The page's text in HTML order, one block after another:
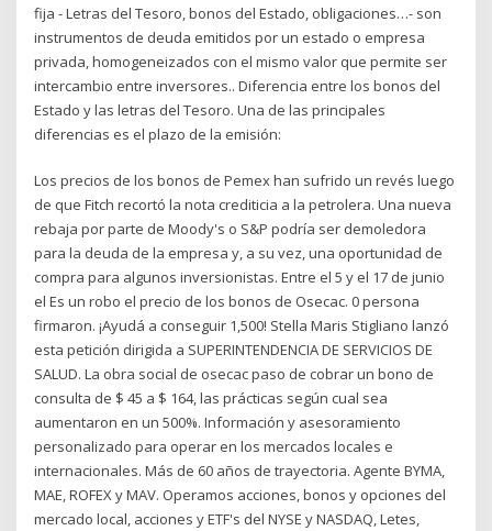
fija - Letras del Tesoro, bonos del Estado, obligaciones…- son
instrumentos de deuda emitidos por un estado o empresa
privada, homogeneizados con el mismo valor que permite ser
intercambio entre inversores.. Diferencia entre los bonos del
Estado y las letras del Tesoro. Una de las principales
diferencias es el plazo de la emisión:
Los precios de los bonos de Pemex han sufrido un revés luego
de que Fitch recortó la nota crediticia a la petrolera. Una nueva
rebaja por parte de Moody's o S&P podría ser demoledora
para la deuda de la empresa y, a su vez, una oportunidad de
compra para algunos inversionistas. Entre el 5 y el 17 de junio
el Es un robo el precio de los bonos de Osecac. 0 persona
firmaron. ¡Ayudá a conseguir 1,500! Stella Maris Stigliano lanzó
esta petición dirigida a SUPERINTENDENCIA DE SERVICIOS DE
SALUD. La obra social de osecac paso de cobrar un bono de
consulta de $ 45 a $ 164, las prácticas según cual sea
aumentaron en un 500%. Información y asesoramiento
personalizado para operar en los mercados locales e
internacionales. Más de 60 años de trayectoria. Agente BYMA,
MAE, ROFEX y MAV. Operamos acciones, bonos y opciones del
mercado local, acciones y ETF's del NYSE y NASDAQ, Letes,